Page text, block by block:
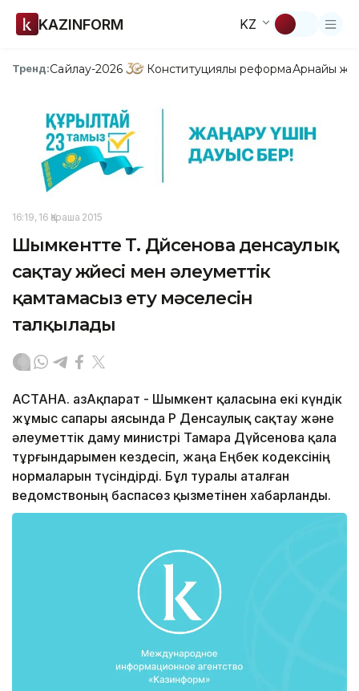
KAZINFORM KZ
Тренд:Сайлау-2026 Конституциялық реформаАрнайы
16:19, 16 Қараша 2015
Шымкентте Т. Дүйсенова денсаулық
сақтау жүйесі мен әлеуметтік
қамтамасыз ету мәселесін
талқылады
АСТАНА. ҚазАқпарат - Шымкент қаласына екі күндік
жұмыс сапары аясында ҚР Денсаулық сақтау және
әлеуметтік даму министрі Тамара Дүйсенова қала
тұрғындарымен кездесіп, жаңа Еңбек кодексінің
нормаларын түсіндірді. Бұл туралы аталған
ведомствоның баспасөз қызметінен хабарланды.